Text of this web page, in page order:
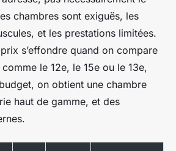
chambres sont exiguës, les
et les prestations limitées.
s’effondre quand on compare
le 12e, le 15e ou le 13e,
on obtient une chambre
haut de gamme, et des